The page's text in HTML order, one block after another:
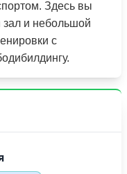
Здесь вы
зал и небольшой
с